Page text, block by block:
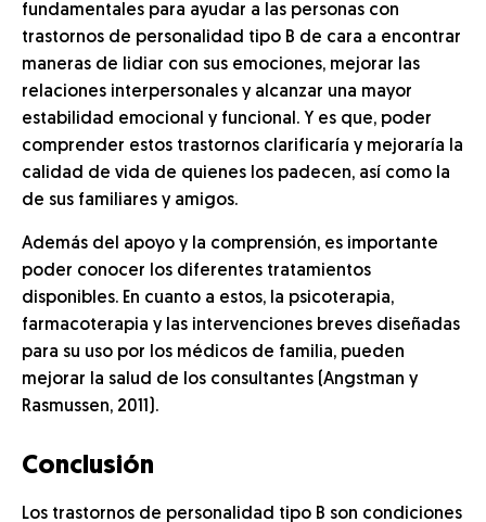
fundamentales para ayudar a las personas con
trastornos de personalidad tipo B de cara a encontrar
maneras de lidiar con sus emociones, mejorar las
relaciones interpersonales y alcanzar una mayor
estabilidad emocional y funcional. Y es que, poder
comprender estos trastornos clarificaría y mejoraría la
calidad de vida de quienes los padecen, así como la
de sus familiares y amigos.
Además del apoyo y la comprensión, es importante
poder conocer los diferentes tratamientos
disponibles. En cuanto a estos, la psicoterapia,
farmacoterapia y las intervenciones breves diseñadas
para su uso por los médicos de familia, pueden
mejorar la salud de los consultantes (Angstman y
Rasmussen, 2011).
Conclusión
Los trastornos de personalidad tipo B son condiciones